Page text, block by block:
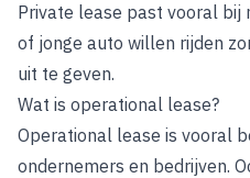
Private lease past vooral bij
of jonge auto willen rijden
uit te geven.
Wat is operational lease?
Operational lease is vooral
ondernemers en bedrijven.